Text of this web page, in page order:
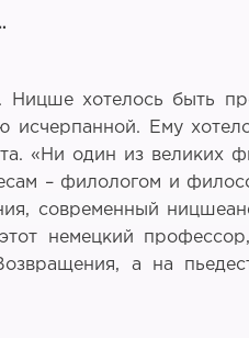
хотелось быть
исчерпанной. Ему
«Ни один из великих
– филологом и
современный
немецкий
а на